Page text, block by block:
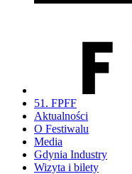
51. FPFF
Aktualności
O Festiwalu
Media
Gdynia Industry
Wizyta i bilety